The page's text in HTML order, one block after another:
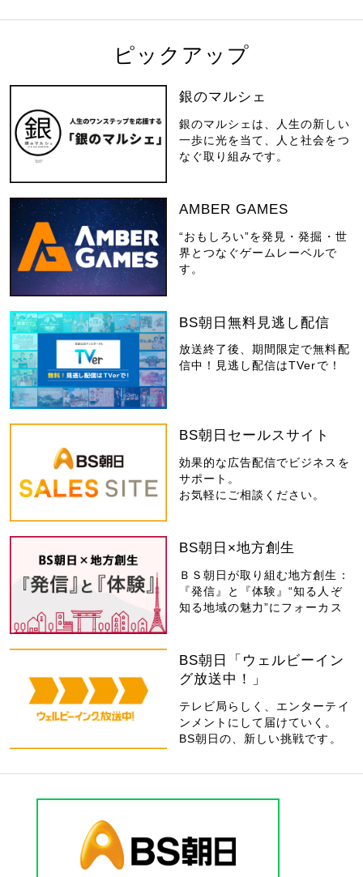
ピックアップ
銀のマルシェ
銀のマルシェは、人生の新しい
一歩に光を当て、人と社会をつ
なぐ取り組みです。
AMBER GAMES
“おもしろい”を発見・発掘・世
界とつなぐゲームレーベルで
す。
BS朝日無料見逃し配信
放送終了後、期間限定で無料配
信中！見逃し配信はTVerで！
BS朝日セールスサイト
効果的な広告配信でビジネスを
サポート。
お気軽にご相談ください。
BS朝日×地方創生
ＢＳ朝日が取り組む地方創生：
『発信』と『体験』“知る人ぞ
知る地域の魅力”にフォーカス
BS朝日「ウェルビーイン
グ放送中！」
テレビ局らしく、エンターテイ
ンメントにして届けていく。
BS朝日の、新しい挑戦です。